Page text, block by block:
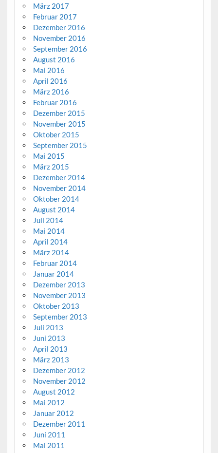
März 2017
Februar 2017
Dezember 2016
November 2016
September 2016
August 2016
Mai 2016
April 2016
März 2016
Februar 2016
Dezember 2015
November 2015
Oktober 2015
September 2015
Mai 2015
März 2015
Dezember 2014
November 2014
Oktober 2014
August 2014
Juli 2014
Mai 2014
April 2014
März 2014
Februar 2014
Januar 2014
Dezember 2013
November 2013
Oktober 2013
September 2013
Juli 2013
Juni 2013
April 2013
März 2013
Dezember 2012
November 2012
August 2012
Mai 2012
Januar 2012
Dezember 2011
Juni 2011
Mai 2011